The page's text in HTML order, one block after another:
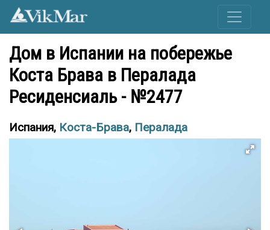
Дом в Испании на побережье
Коста Брава в Пералада
Ресиденсиаль - №2477
Испания, Коста-Брава, Пералада